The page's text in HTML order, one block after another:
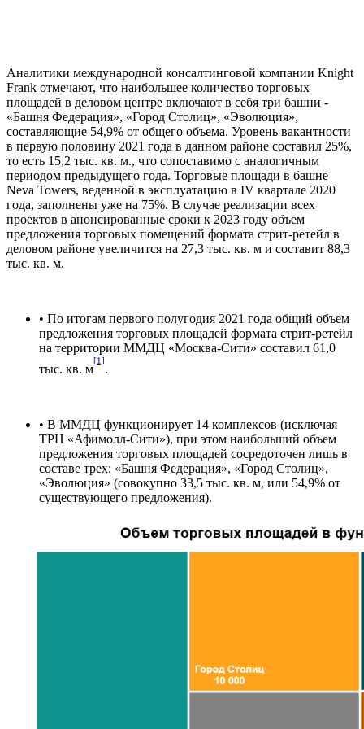
Аналитики международной консалтинговой компании Knight
Frank отмечают, что наибольшее количество торговых
площадей в деловом центре включают в себя три башни -
«Башня Федерация», «Город Столиц», «Эволюция»,
составляющие 54,9% от общего объема. Уровень вакантности
в первую половину 2021 года в данном районе составил 25%,
то есть 15,2 тыс. кв. м., что сопоставимо с аналогичным
периодом предыдущего года. Торговые площади в башне
Neva Towers, веденной в эксплуатацию в IV квартале 2020
года, заполнены уже на 75%. В случае реализации всех
проектов в анонсированные сроки к 2023 году объем
предложения торговых помещений формата стрит-ретейл в
деловом районе увеличится на 27,3 тыс. кв. м и составит 88,3
тыс. кв. м.
• По итогам первого полугодия 2021 года общий объем
предложения торговых площадей формата стрит-ретейл
на территории ММДЦ «Москва-Сити» составил 61,0
тыс. кв. м
[1]
.
• В ММДЦ функционирует 14 комплексов (исключая
ТРЦ «Афимолл-Сити»), при этом наибольший объем
предложения торговых площадей сосредоточен лишь в
составе трех: «Башня Федерация», «Город Столиц»,
«Эволюция» (совокупно 33,5 тыс. кв. м, или 54,9% от
существующего предложения).